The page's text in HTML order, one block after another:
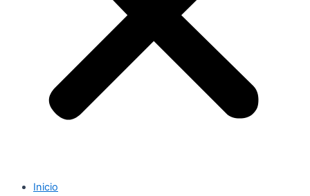
Inicio